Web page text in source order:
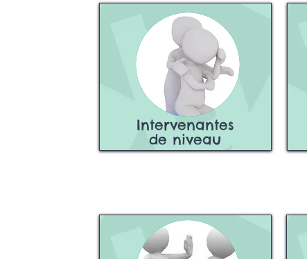
Intervenantes
de niveau